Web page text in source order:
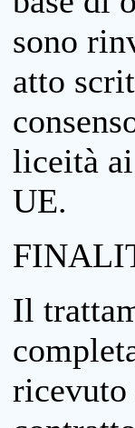
sono
atto
liceità
UE.
Il
ricevuto